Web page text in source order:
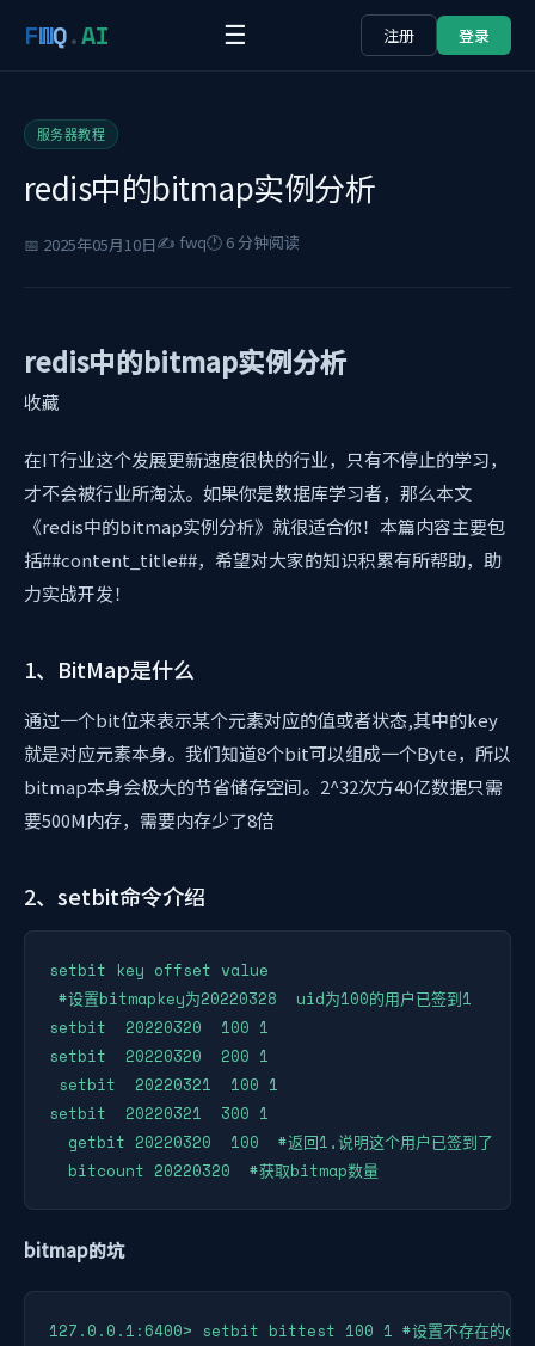
FWQ.AI ☰ 注册 登录
服务器教程
redis中的bitmap实例分析
📅 2025年05月10日✍️ fwq🕐 6 分钟阅读
redis中的bitmap实例分析
收藏
在IT行业这个发展更新速度很快的行业，只有不停止的学习，
才不会被行业所淘汰。如果你是数据库学习者，那么本文
《redis中的bitmap实例分析》就很适合你！本篇内容主要包
括##content_title##，希望对大家的知识积累有所帮助，助
力实战开发！
1、BitMap是什么
通过一个bit位来表示某个元素对应的值或者状态,其中的key
就是对应元素本身。我们知道8个bit可以组成一个Byte，所以
bitmap本身会极大的节省储存空间。2^32次方40亿数据只需
要500M内存，需要内存少了8倍
2、setbit命令介绍
setbit key offset value
#设置bitmapkey为20220328  uid为100的用户已签到1
setbit  20220320  100 1
setbit  20220320  200 1
setbit  20220321  100 1
setbit  20220321  300 1
getbit 20220320  100  #返回1,说明这个用户已签到了
bitcount 20220320  #获取bitmap数量
bitmap的坑
127.0.0.1:6400> setbit bittest 100 1 #设置不存在的